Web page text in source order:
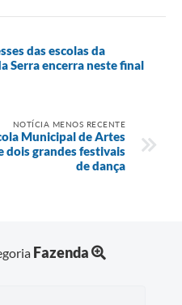
das escolas da
Serra encerra neste final
NOTÍCIA MENOS RECENTE
Municipal de Artes
dois grandes festivais
de dança
Fazenda